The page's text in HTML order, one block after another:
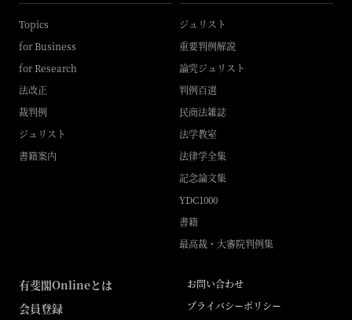
Topics
for Business
for Research
法改正
裁判例
ジュリスト
書籍案内
ジュリスト
重要判例解説
論究ジュリスト
判例百選
民商法雑誌
法学教室
法律学全集
記念論文集
YDC1000
書籍
最高裁・大審院判例集
有斐閣Onlineとは
会員登録
お問い合わせ
プライバシーポリシー